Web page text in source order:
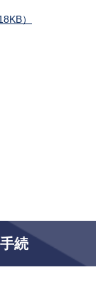
）
続